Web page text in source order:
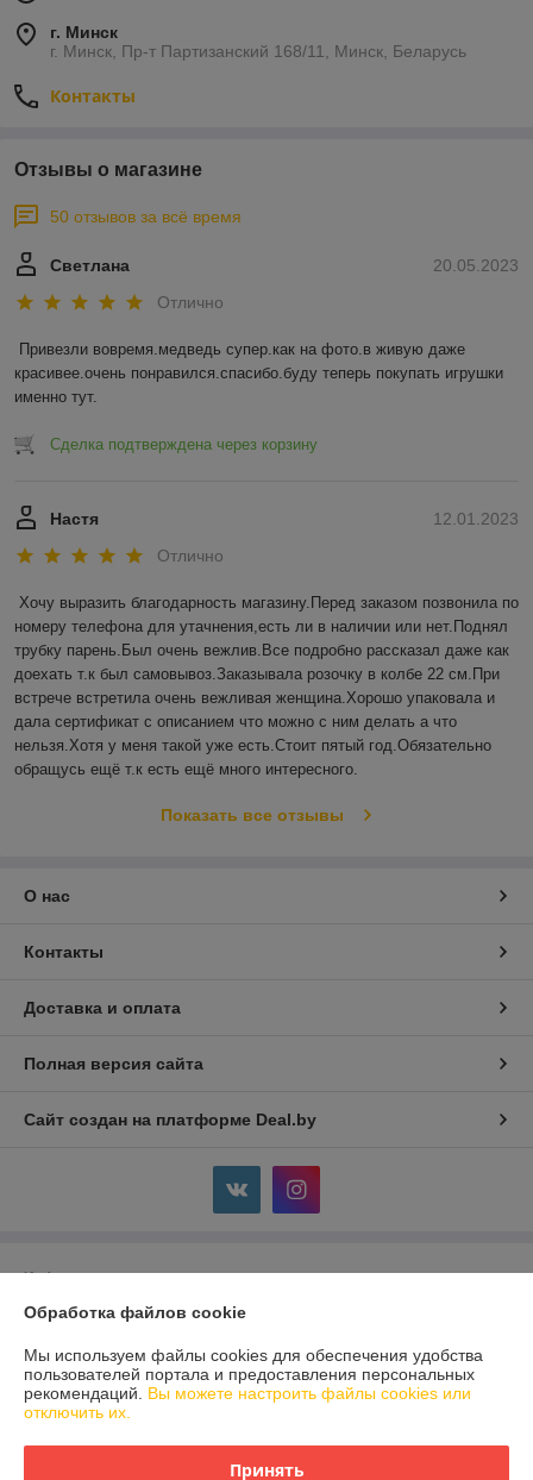
г. Минск
г. Минск, Пр-т Партизанский 168/11, Минск, Беларусь
Контакты
Отзывы о магазине
50 отзывов за всё время
20.05.2023
Светлана
Отлично
Привезли вовремя.медведь супер.как на фото.в живую даже
красивее.очень понравился.спасибо.буду теперь покупать игрушки
именно тут.
Сделка подтверждена через корзину
12.01.2023
Настя
Отлично
Хочу выразить благодарность магазину.Перед заказом позвонила по
номеру телефона для утачнения,есть ли в наличии или нет.Поднял
трубку парень.Был очень вежлив.Все подробно рассказал даже как
доехать т.к был самовывоз.Заказывала розочку в колбе 22 см.При
встрече встретила очень вежливая женщина.Хорошо упаковала и
дала сертификат с описанием что можно с ним делать а что
нельзя.Хотя у меня такой уже есть.Стоит пятый год.Обязательно
обращусь ещё т.к есть ещё много интересного.
Показать все отзывы
О нас
Контакты
Доставка и оплата
Полная версия сайта
Сайт создан на платформе Deal.by
Информация для покупателя
Юридическое лицо:Общество с ограниченной ответственностью
г. Минск, проспект Партизанский 168 корп. 11
Регистрационный номер ЕГР: 193559970
Регистрационный орган: Минский горисполком
Обработка файлов cookie
Мы используем файлы cookies для обеспечения удобства
пользователей портала и предоставления персональных
рекомендаций. Вы можете настроить файлы cookies или
отключить их.
Принять